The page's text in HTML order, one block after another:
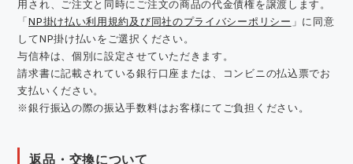
用され、ご注文と同時にご注文の商品の代金債権を譲渡します。
「NP掛け払い利用規約及び同社のプライバシーポリシー 」に同意
してNP掛け払いをご選択ください。
与信枠は、個別に設定させていただきます。
請求書に記載されている銀行口座または、コンビニの払込票でお
支払いください。
※銀行振込の際の振込手数料はお客様にてご負担ください。
返品・交換について